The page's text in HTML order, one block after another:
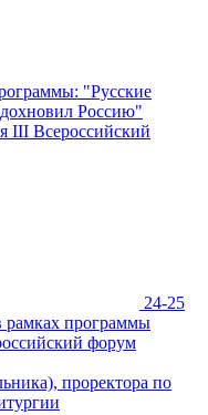
"Русские
Россию"
III Всероссийский
24-25
рамках программы
форум
проректора по